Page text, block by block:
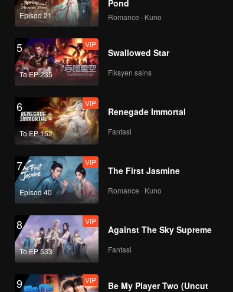
Episod 21
Pond
Romance · Kuno
5
To EP 235
VIP
Swallowed Star
Fiksyen sains
6
To EP 152
VIP
Renegade Immortal
Fantasi
7
Episod 40
VIP
The First Jasmine
Romance · Kuno
8
To EP 533
VIP
Against The Sky Supreme
Fantasi
9 VIP
Be My Player Two (Uncut